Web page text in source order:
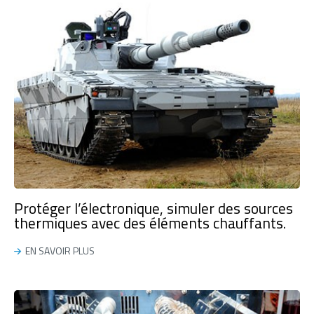
Protéger l’électronique, simuler des sources
thermiques avec des éléments chauffants.
EN SAVOIR PLUS